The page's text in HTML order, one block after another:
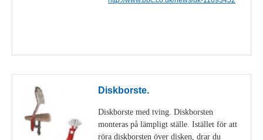
Diskborste.
Diskborste med tving. Diskborsten
monteras på lämpligt ställe. Istället för att
röra diskborsten över disken, drar du